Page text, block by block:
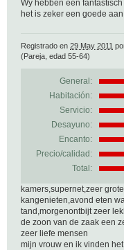
Wy hebben een
het is zeker een goede
Registrado en 29 May 2011
(Pareja, edad 55-64)
General:
Habitación:
Servicio:
Desayuno:
Encanto:
Precio/calidad:
Total:
kamers,supernet,zeer
kangenieten,avond eten
tand,morgenontbijt zeer
de zoon van de zaak een
zeer liefe mensen
mijn vrouw en ik vinden